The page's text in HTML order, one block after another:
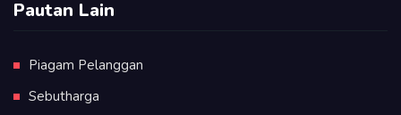
Pautan Lain
Piagam Pelanggan
Sebutharga